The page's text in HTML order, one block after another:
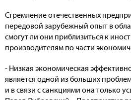
Стремление отечественных
передовой зарубежный опыт в
смогут ли они приблизиться к
производителям по части
- Низкая экономическая
является одной из больших
и в связи с санкциями она только